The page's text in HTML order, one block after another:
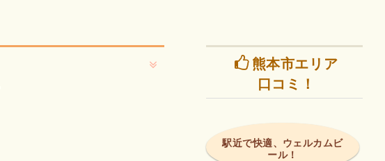
熊本市エリア
口コミ！
駅近で快適、ウェルカムビ
ール！